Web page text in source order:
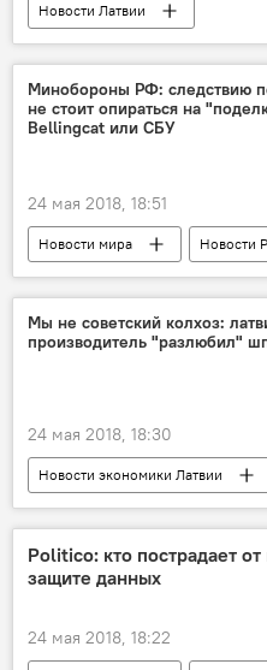
Новости Латвии
Латвия в мировых рейтингах
Рига
Валмиера
Eurostat
Евросоюз
Минобороны РФ: следствию
не стоит опираться на
Bellingcat или СБУ
24 мая 2018, 18:51
Новости мира
Новости
Россия
Нидерланды
Вилберт Паулиссен
Вооруженные Силы РФ
Мы не советский колхоз:
производитель "разлюбил"
24 мая 2018, 18:30
Новости экономики Латвии
Латвия
Karavela
Politico: кто пострадает
защите данных
24 мая 2018, 18:22